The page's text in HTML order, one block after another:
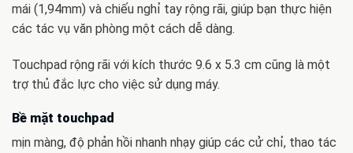
mái (1,94mm) và chiếu nghỉ tay rộng rãi, giúp bạn thực hiện
các tác vụ văn phòng một cách dễ dàng.
Touchpad rộng rãi với kích thước 9.6 x 5.3 cm cũng là một
trợ thủ đắc lực cho việc sử dụng máy.
Bề mặt touchpad
mịn màng, độ phản hồi nhanh nhạy giúp các cử chỉ, thao tác